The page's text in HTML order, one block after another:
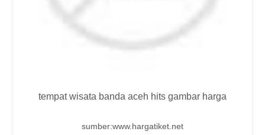
tempat wisata banda aceh hits gambar harga
sumber:www.hargatiket.net